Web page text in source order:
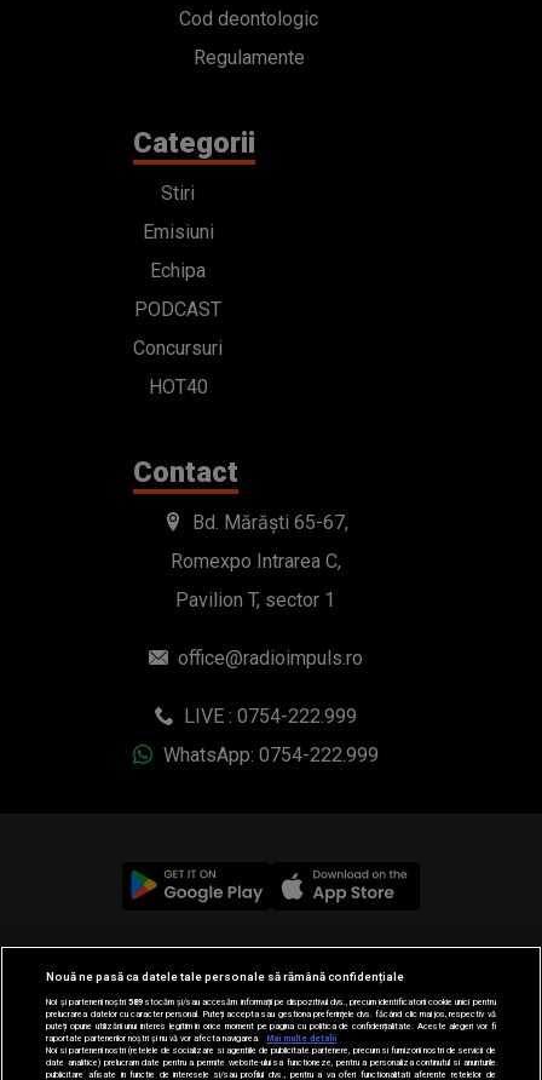
Cod deontologic
Regulamente
Categorii
Stiri
Emisiuni
Echipa
PODCAST
Concursuri
HOT40
Contact
Bd. Mărăști 65-67,
Romexpo Intrarea C,
Pavilion T, sector 1
office@radioimpuls.ro
LIVE : 0754-222.999
WhatsApp: 0754-222.999
© 2019-2026 DOGAN MEDIA INTERNATIONAL SA, Toate
drepturile rezervate.
Nouă ne pasă ca datele tale personale să rămână confidențiale
Noi și partenerii noștri589stocăm și/sau accesăm informații pe dispozitivul dvs., precum identificatorii cookie unici pentru
prelucrarea datelor cu caracter personal. Puteți accepta sau gestiona preferințele dvs. făcând clic mai jos, respectiv vă
puteți opune utilizării unui interes legitim în orice moment pe pagina cu politica de confidențialitate. Aceste alegeri vor fi
raportate partenerilor noștri și nu vă vor afecta navigarea.
Mai multe detalii
Noi si partenerii nostri (retelele de socializare si agentiile de publicitate partenere, precum si furnizorii nostri de servicii de
date analitice) prelucram date pentru a permite website-ului sa functioneze, pentru a personaliza continutul si anunturile
publicitare afisate in functie de interesele si/sau profilul dvs., pentru a va oferi functionalitati aferente retelelor de